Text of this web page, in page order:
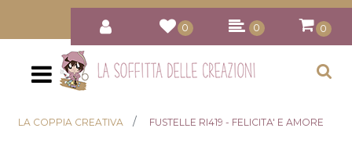
0 0 0
Open
LA COPPIA CREATIVA FUSTELLE RI419 - FELICITA' E AMORE